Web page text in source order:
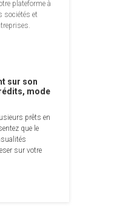
plateforme à
sociétés et
sur son
mode
prêts en
que le
sur votre